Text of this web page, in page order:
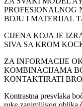
PROFESIONALNOG
BOJU I MATERIJAL
CIJENA KOJA JE
SIVA SA KROM
ZA INFORMACIJE
KOMBINACIJAMA
KONTAKTIRATI
Kontrastna presvlaka